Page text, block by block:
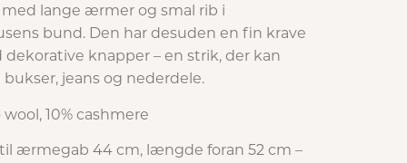
lange ærmer og smal rib i
bund. Den har desuden en fin krave
knapper – en strik, der kan
jeans og nederdele.
10% cashmere
ærmegab 44 cm, længde foran 52 cm –